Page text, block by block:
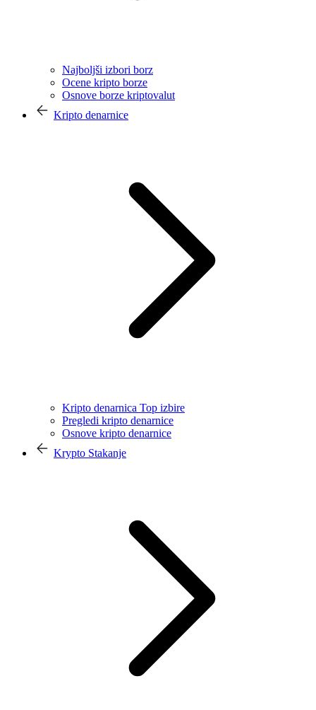
Najboljši izbori borz
Ocene kripto borze
Osnove borze kriptovalut
Kripto denarnice
Kripto denarnica Top izbire
Pregledi kripto denarnice
Osnove kripto denarnice
Krypto Stakanje